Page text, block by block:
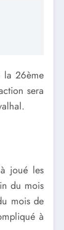
la 26ème
sera
joué les
du mois
mois de
à